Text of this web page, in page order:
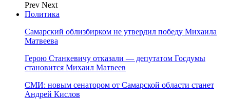
Prev Next
Политика
Самарский облизбирком не утвердил победу Михаила
Матвеева
Герою Станкевичу отказали — депутатом Госдумы
становится Михаил Матвеев
СМИ: новым сенатором от Самарской области станет
Андрей Кислов